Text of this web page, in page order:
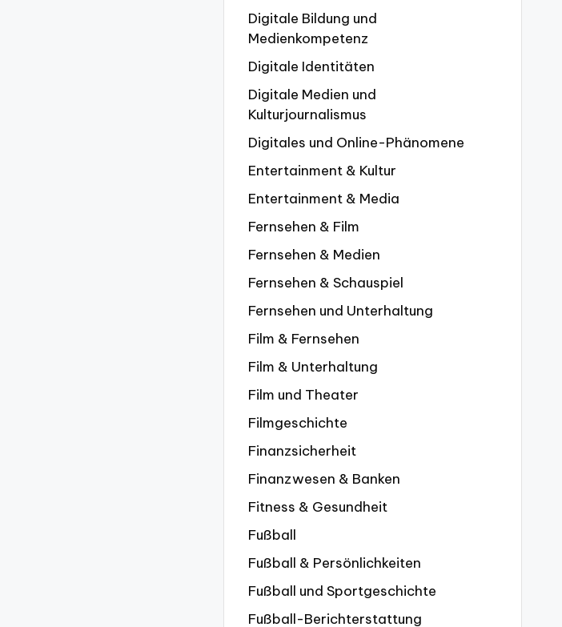
Digitale Bildung und
Medienkompetenz
Digitale Identitäten
Digitale Medien und
Kulturjournalismus
Digitales und Online-Phänomene
Entertainment & Kultur
Entertainment & Media
Fernsehen & Film
Fernsehen & Medien
Fernsehen & Schauspiel
Fernsehen und Unterhaltung
Film & Fernsehen
Film & Unterhaltung
Film und Theater
Filmgeschichte
Finanzsicherheit
Finanzwesen & Banken
Fitness & Gesundheit
Fußball
Fußball & Persönlichkeiten
Fußball und Sportgeschichte
Fußball-Berichterstattung